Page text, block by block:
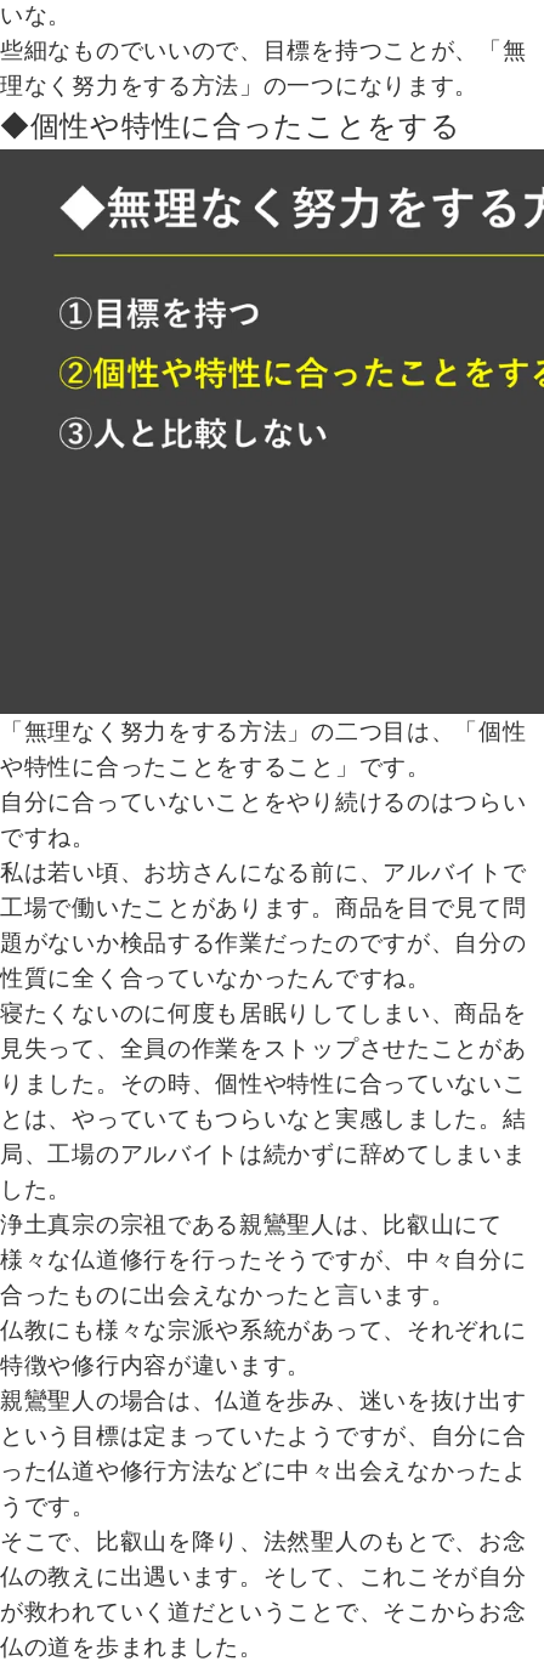
いな。
些細なものでいいので、目標を持つことが、「無
理なく努力をする方法」の一つになります。
◆個性や特性に合ったことをする
「無理なく努力をする方法」の二つ目は、「個性
や特性に合ったことをすること」です。
自分に合っていないことをやり続けるのはつらい
ですね。
私は若い頃、お坊さんになる前に、アルバイトで
工場で働いたことがあります。商品を目で見て問
題がないか検品する作業だったのですが、自分の
性質に全く合っていなかったんですね。
寝たくないのに何度も居眠りしてしまい、商品を
見失って、全員の作業をストップさせたことがあ
りました。その時、個性や特性に合っていないこ
とは、やっていてもつらいなと実感しました。結
局、工場のアルバイトは続かずに辞めてしまいま
した。
浄土真宗の宗祖である親鸞聖人は、比叡山にて
様々な仏道修行を行ったそうですが、中々自分に
合ったものに出会えなかったと言います。
仏教にも様々な宗派や系統があって、それぞれに
特徴や修行内容が違います。
親鸞聖人の場合は、仏道を歩み、迷いを抜け出す
という目標は定まっていたようですが、自分に合
った仏道や修行方法などに中々出会えなかったよ
うです。
そこで、比叡山を降り、法然聖人のもとで、お念
仏の教えに出遇います。そして、これこそが自分
が救われていく道だということで、そこからお念
仏の道を歩まれました。